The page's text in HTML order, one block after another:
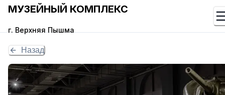
МУЗЕЙНЫЙ КОМПЛЕКС
г. Верхняя Пышма
Назад